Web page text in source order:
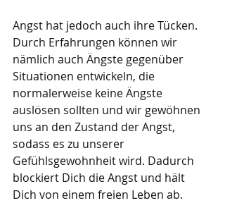
Angst hat jedoch auch ihre Tücken.
Durch Erfahrungen können wir
nämlich auch Ängste gegenüber
Situationen entwickeln, die
normalerweise keine Ängste
auslösen sollten und wir gewöhnen
uns an den Zustand der Angst,
sodass es zu unserer
Gefühlsgewohnheit wird. Dadurch
blockiert Dich die Angst und hält
Dich von einem freien Leben ab.